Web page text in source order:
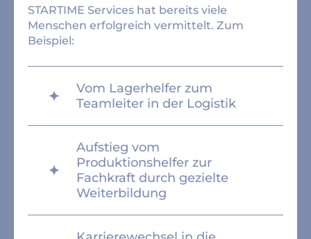
STARTIME Services hat bereits viele
Menschen erfolgreich vermittelt. Zum
Beispiel:
Vom Lagerhelfer zum
Teamleiter in der Logistik
Aufstieg vom
Produktionshelfer zur
Fachkraft durch gezielte
Weiterbildung